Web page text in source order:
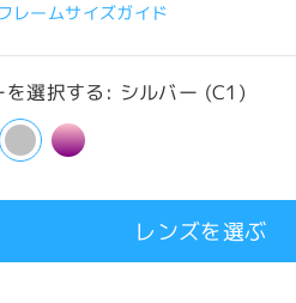
レームサイズガイド
を選択する: シルバー (C1)
レンズを選ぶ